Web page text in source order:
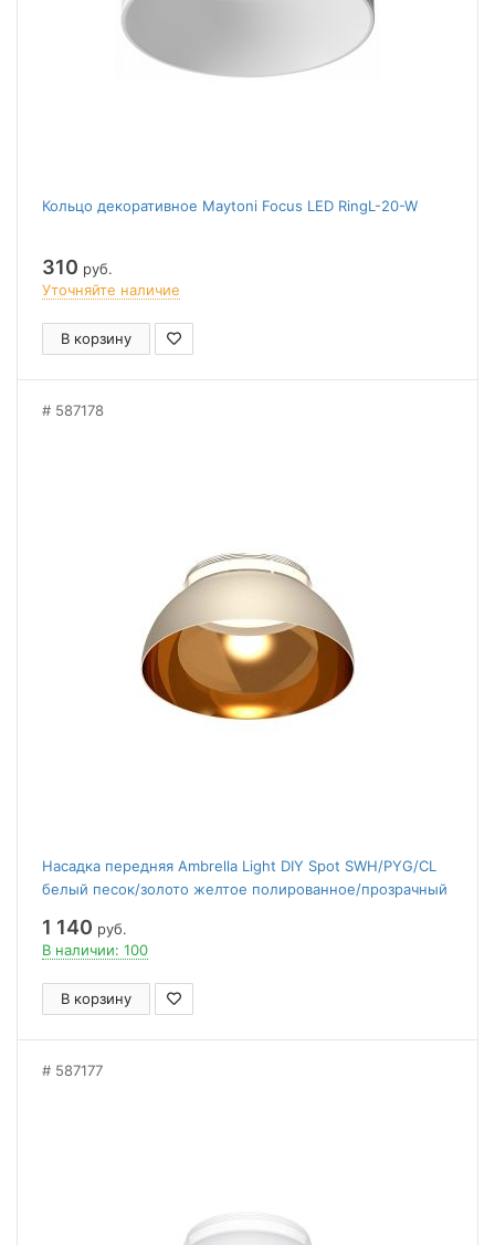
Кольцо декоративное Maytoni Focus LED RingL-20-W
310 руб.
Уточняйте наличие
В корзину
587178
Насадка передняя Ambrella Light DIY Spot SWH/PYG/CL
белый песок/золото желтое полированное/прозрачный
1 140 руб.
В наличии: 100
В корзину
587177